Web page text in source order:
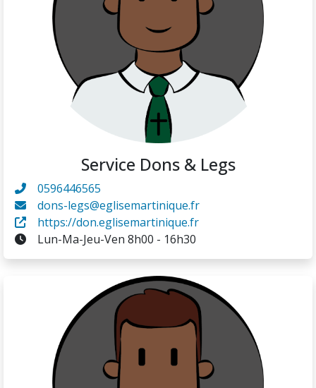
Service Dons & Legs
0596446565
dons-legs@eglisemartinique.fr
https://don.eglisemartinique.fr
Lun-Ma-Jeu-Ven 8h00 - 16h30